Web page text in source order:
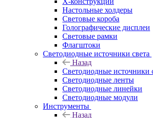
Настольные холдеры
Световые короба
Голографические дисплеи
Световые рамки
Флагштоки
Светодиодные источники света
Назад
Светодиодные источники
Светодиодные ленты
Светодиодные линейки
Светодиодные модули
Инструменты
Назад